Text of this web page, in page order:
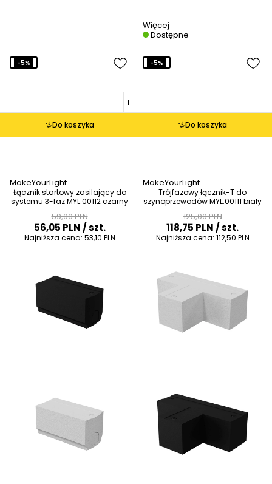
Więcej
Dostępne
Do koszyka
-5%
MakeYourLight
Łącznik startowy zasilający do
systemu 3-faz MYL.00112 czarny
59,00 PLN
56,05 PLN/ szt.
Najniższa cena: 53,10 PLN
Do koszyka
-5%
MakeYourLight
Trójfazowy łącznik-T do
szynoprzewodów MYL.00111 biały
125,00 PLN
118,75 PLN/ szt.
Najniższa cena: 112,50 PLN